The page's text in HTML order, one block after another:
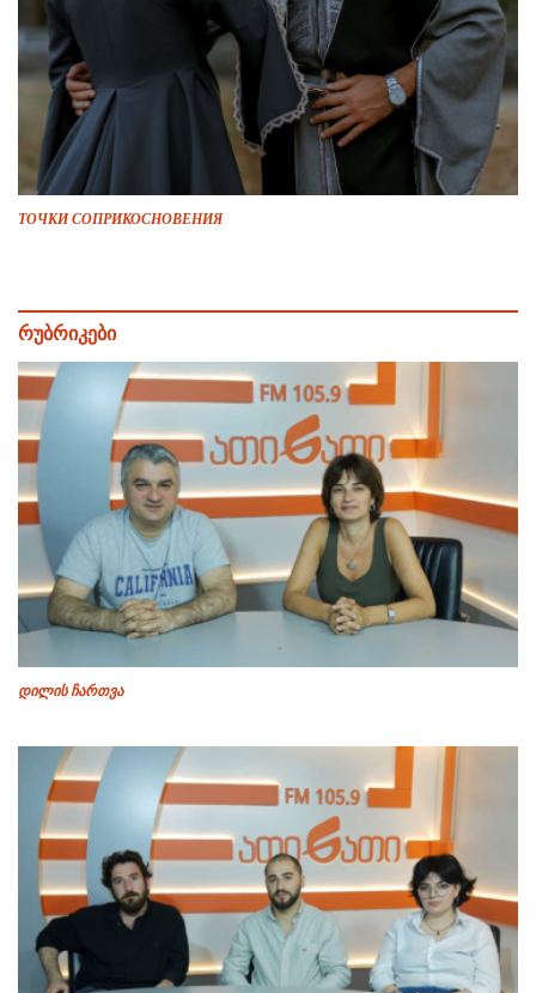
ТОЧКИ СОПРИКОСНОВЕНИЯ
რუბრიკები
დილის ჩართვა